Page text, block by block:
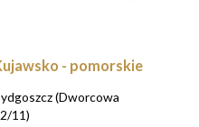
- pomorskie
(Dworcowa
11)